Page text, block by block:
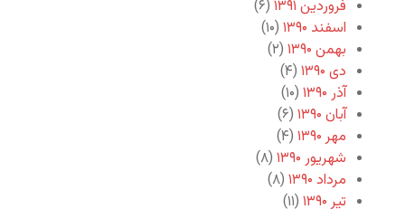
فروردین ۱۳۹۱
(۶)
اسفند ۱۳۹۰
(۱۰)
بهمن ۱۳۹۰
(۲)
دی ۱۳۹۰
(۴)
آذر ۱۳۹۰
(۱۰)
آبان ۱۳۹۰
(۶)
مهر ۱۳۹۰
(۴)
شهریور ۱۳۹۰
(۸)
مرداد ۱۳۹۰
(۸)
تیر ۱۳۹۰
(۱۱)